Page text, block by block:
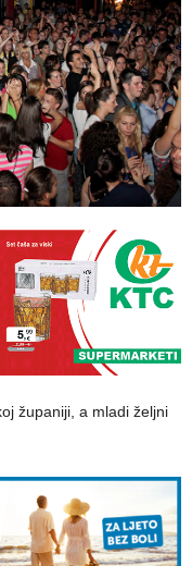
županiji, a mladi željni